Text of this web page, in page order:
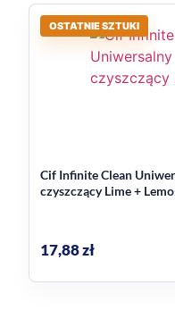
OSTATNIE SZTUKI
Cif Infinite Clean
czyszczący Lime +
17,88zł